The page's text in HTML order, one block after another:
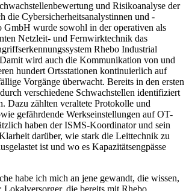
und Risikoanalyse der
die Cybersicherheitsanalystinnen und -
GmbH wurde sowohl in der operativen als
Netzleit- und Fernwirktechnik das
Rhebo Industrial
wird auch die Kommunikation von und
hundert Ortsstationen kontinuierlich auf
Vorgänge überwacht. Bereits in den ersten
verschiedene Schwachstellen identifiziert
Dazu zählten veraltete Protokolle und
gefährdende Werkseinstellungen auf OT-
haben der ISMS-Koordinator und sein
darüber, wie stark die Leittechnik zu
ist und wo es Kapazitätsengpässe
habe ich mich an jene gewandt, die wissen,